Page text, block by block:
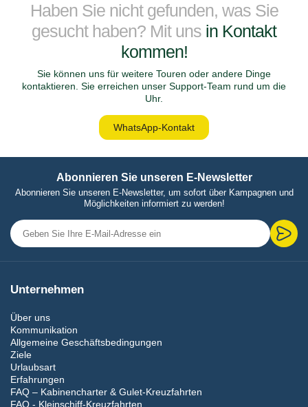
Haben Sie nicht gefunden, was Sie
gesucht haben? Mit uns in Kontakt
kommen!
Sie können uns für weitere Touren oder andere Dinge
kontaktieren. Sie erreichen unser Support-Team rund um die
Uhr.
WhatsApp-Kontakt
Abonnieren Sie unseren E-Newsletter
Abonnieren Sie unseren E-Newsletter, um sofort über Kampagnen und
Möglichkeiten informiert zu werden!
Unternehmen
Über uns
Kommunikation
Allgemeine Geschäftsbedingungen
Ziele
Urlaubsart
Erfahrungen
FAQ – Kabinencharter & Gulet-Kreuzfahrten
FAQ - Kleinschiff-Kreuzfahrten